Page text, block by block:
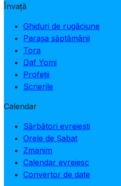
Învață
Ghiduri de rugăciune
Parașa săptămânii
Tora
Daf Yomi
Profeții
Scrierile
Calendar
Sărbători evreiești
Orele de Șabat
Zmanim
Calendar evreiesc
Convertor de date